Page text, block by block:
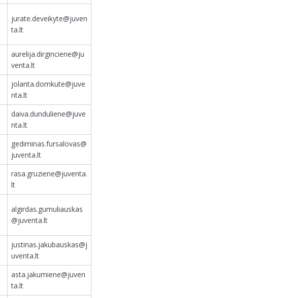
jurate.deveikyte@juven
ta.lt
aurelija.dirginciene@ju
venta.lt
jolanta.domkute@juve
nta.lt
daiva.dunduliene@juve
nta.lt
gediminas.fursalovas@
juventa.lt
rasa.gruziene@juventa.
lt
algirdas.gumuliauskas
@juventa.lt
justinas.jakubauskas@j
uventa.lt
asta.jakumiene@juven
ta.lt